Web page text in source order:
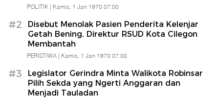
Babe
Banten
POLITIK | Kamis, 1 Jan 1970 07:00
#2
Disebut Menolak Pasien Penderita Kelenjar
Getah Bening, Direktur RSUD Kota Cilegon
Membantah
PERISTIWA | Kamis, 1 Jan 1970 07:00
#3
Legislator Gerindra Minta Walikota Robinsar
Pilih Sekda yang Ngerti Anggaran dan
Menjadi Tauladan